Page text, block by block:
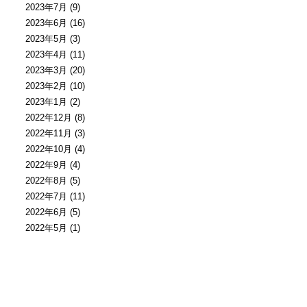
2023年7月 (9)
2023年6月 (16)
2023年5月 (3)
2023年4月 (11)
2023年3月 (20)
2023年2月 (10)
2023年1月 (2)
2022年12月 (8)
2022年11月 (3)
2022年10月 (4)
2022年9月 (4)
2022年8月 (5)
2022年7月 (11)
2022年6月 (5)
2022年5月 (1)